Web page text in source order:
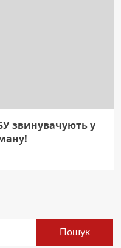
звинувачують у
Пошук